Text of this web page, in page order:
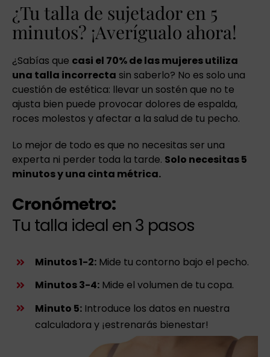
¿Tu talla de sujetador en 5
minutos? ¡Averígualo ahora!
¿Sabías que casi el 70% de las mujeres utiliza
una talla incorrecta sin saberlo? No es solo una
cuestión de estética: llevar un sostén que no te
ajusta bien puede provocar dolores de espalda,
roces molestos y afectar a la salud de tu pecho.
Lo mejor de todo es que no necesitas ser una
experta ni perder toda la tarde. Solo necesitas 5
minutos y una cinta métrica.
Cronómetro:
Tu talla ideal en 3 pasos
Minutos 1-2: Mide tu contorno bajo el pecho.
Minutos 3-4: Mide el volumen de tu copa.
Minuto 5: Introduce los datos en nuestra
calculadora y ¡estrenarás bienestar!